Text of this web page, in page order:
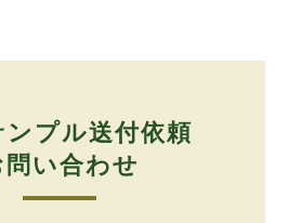
プル送付依頼
問い合わせ